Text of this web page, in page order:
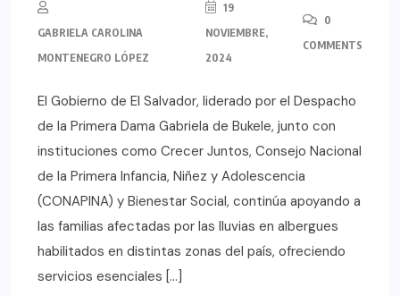
GABRIELA CAROLINA
MONTENEGRO LÓPEZ
19
NOVIEMBRE,
2024
0
COMMENTS
El Gobierno de El Salvador, liderado por el Despacho
de la Primera Dama Gabriela de Bukele, junto con
instituciones como Crecer Juntos, Consejo Nacional
de la Primera Infancia, Niñez y Adolescencia
(CONAPINA) y Bienestar Social, continúa apoyando a
las familias afectadas por las lluvias en albergues
habilitados en distintas zonas del país, ofreciendo
servicios esenciales […]